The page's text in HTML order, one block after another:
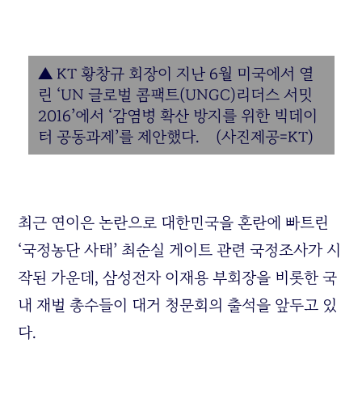
▲ KT 황창규 회장이 지난 6월 미국에서 열
린 ‘UN 글로벌 콤팩트(UNGC)리더스 서밋
2016’에서 ‘감염병 확산 방지를 위한 빅데이
터 공동과제’를 제안했다. (사진제공=KT)
최근 연이은 논란으로 대한민국을 혼란에 빠트린
‘국정농단 사태’ 최순실 게이트 관련 국정조사가 시
작된 가운데, 삼성전자 이재용 부회장을 비롯한 국
내 재벌 총수들이 대거 청문회의 출석을 앞두고 있
다.